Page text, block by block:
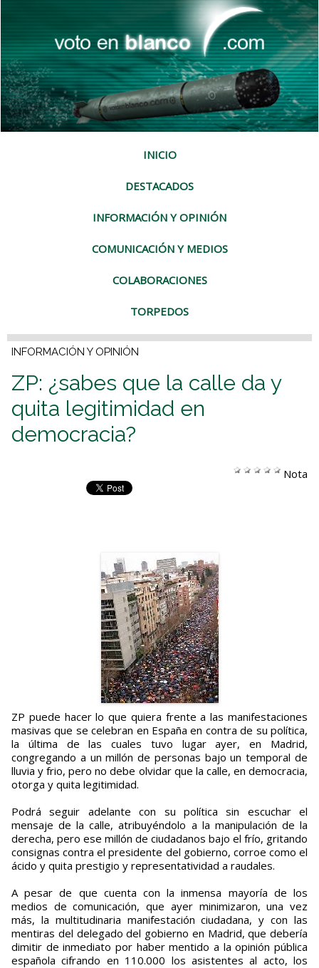
INICIO
DESTACADOS
INFORMACIÓN Y OPINIÓN
COMUNICACIÓN Y MEDIOS
COLABORACIONES
TORPEDOS
INFORMACIÓN Y OPINIÓN
ZP: ¿sabes que la calle da y
quita legitimidad en
democracia?
Nota
ZP puede hacer lo que quiera frente a las manifestaciones
masivas que se celebran en España en contra de su política,
la última de las cuales tuvo lugar ayer, en Madrid,
congregando a un millón de personas bajo un temporal de
lluvia y frio, pero no debe olvidar que la calle, en democracia,
otorga y quita legitimidad.
Podrá seguir adelante con su política sin escuchar el
mensaje de la calle, atribuyéndolo a la manipulación de la
derecha, pero ese millón de ciudadanos bajo el frío, gritando
consignas contra el presidente del gobierno, corroe como el
ácido y quita prestigio y representatividad a raudales.
A pesar de que cuenta con la inmensa mayoría de los
medios de comunicación, que ayer minimizaron, una vez
más, la multitudinaria manifestación ciudadana, y con las
mentiras del delegado del gobierno en Madrid, que debería
dimitir de inmediato por haber mentido a la opinión pública
española cifrando en 110.000 los asistentes al acto, los